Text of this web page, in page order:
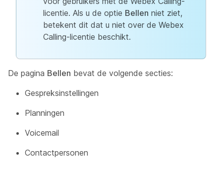
licentie. Als u de optie Bellen niet ziet,
betekent dit dat u niet over de Webex
Calling-licentie beschikt.
De pagina Bellen bevat de volgende secties:
Gespreksinstellingen
Planningen
Voicemail
Contactpersonen